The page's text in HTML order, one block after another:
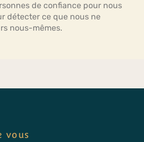
de confiance pour nous
détecter ce que nous ne
nous-mêmes.
vous